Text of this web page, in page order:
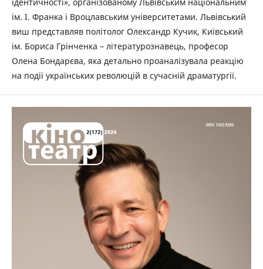
ім. І. Франка і Вроцлавським університетами. Львівський
виш представляв політолог Олександр Кучик, Київський
ім. Бориса Грінченка – літературознавець, професор
Олена Бондарєва, яка детально проаналізувала реакцію
на події українських революцій в сучасній драматургії.